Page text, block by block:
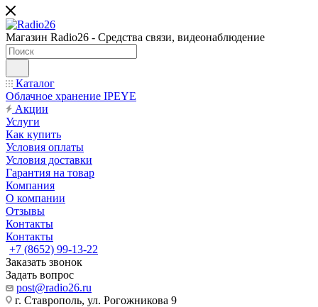
Магазин Radio26 - Средства связи, видеонаблюдение
Каталог
Облачное хранение IPEYE
Акции
Услуги
Как купить
Условия оплаты
Условия доставки
Гарантия на товар
Компания
О компании
Отзывы
Контакты
Контакты
+7 (8652) 99-13-22
Заказать звонок
Задать вопрос
post@radio26.ru
г. Ставрополь, ул. Рогожникова 9